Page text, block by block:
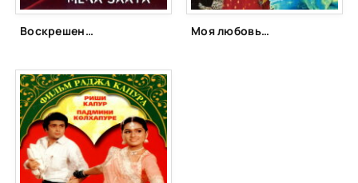
Воскрешение (1966) Моя любовь всегда со мной (1992)